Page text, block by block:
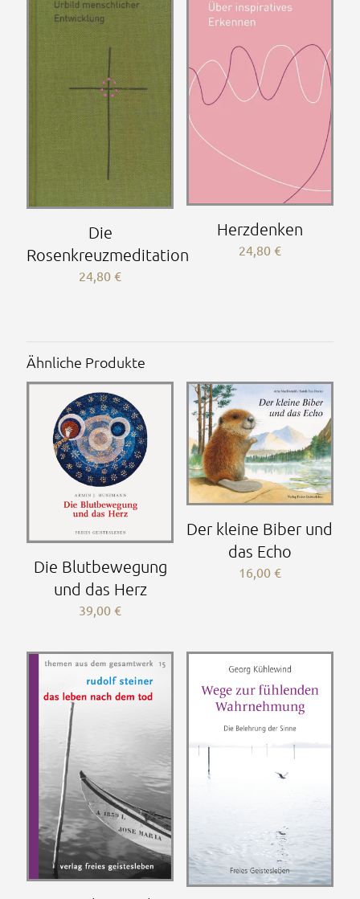
Die
Rosenkreuzmeditation
24,80€
Herzdenken
24,80 €
Ähnliche Produkte
Die Blutbewegung
und das Herz
39,00€
Der kleine Biber und
das Echo
16,00 €